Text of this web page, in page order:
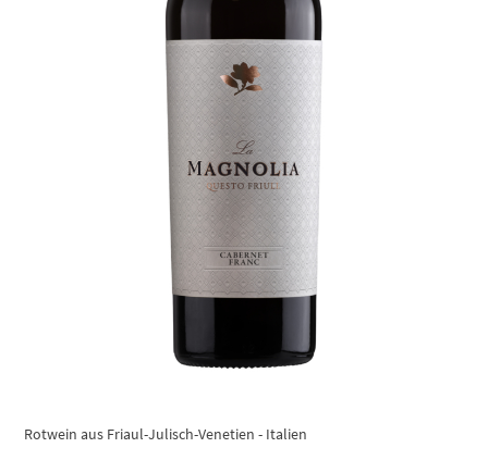
Rotwein aus Friaul-Julisch-Venetien - Italien